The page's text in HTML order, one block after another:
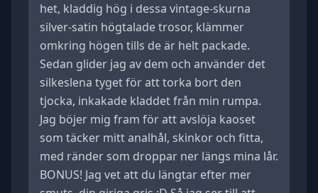
het, kladdig hög i dessa vintage-skurna
silver-satin högtalade trosor, klämmer
omkring högen tills de är helt packade.
Sedan glider jag av dem och använder det
silkeslena tyget för att torka bort den
tjocka, inkakade kladdet från min rumpa.
Jag böjer mig fram för att avslöja kaoset
som täcker mitt analhål, skinkor och fitta,
med ränder som droppar ner längs mina lår.
BONUS! Jag vet att du längtar efter mer